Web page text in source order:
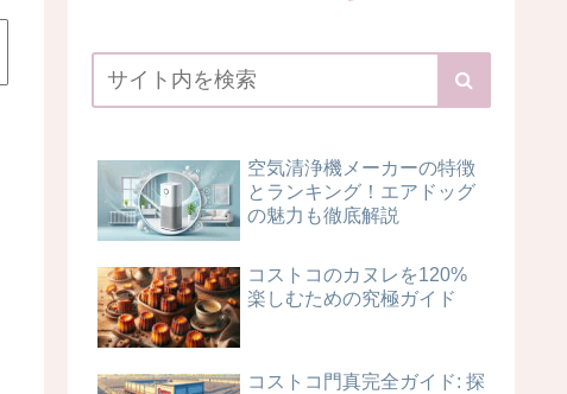
空気清浄機メーカーの特徴
とランキング！エアドッグ
の魅力も徹底解説
コストコのカヌレを120%
楽しむための究極ガイド
コストコ門真完全ガイド: 探